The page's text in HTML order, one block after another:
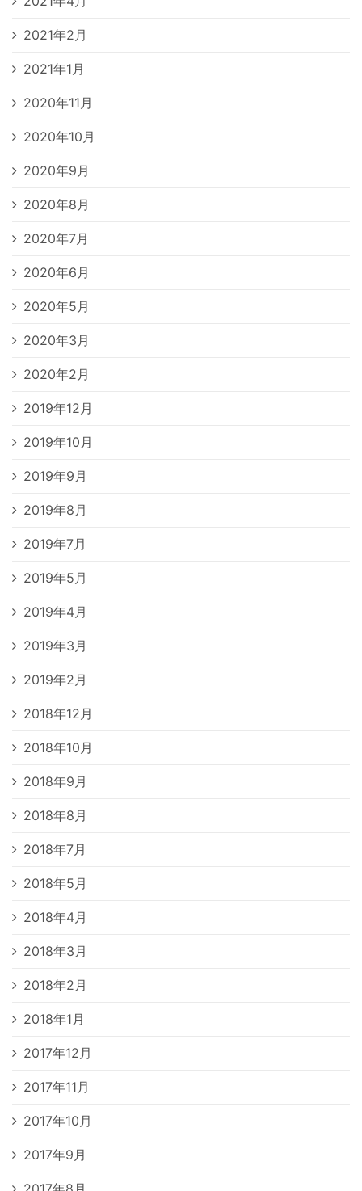
2021年2月
2021年1月
2020年11月
2020年10月
2020年9月
2020年8月
2020年7月
2020年6月
2020年5月
2020年3月
2020年2月
2019年12月
2019年10月
2019年9月
2019年8月
2019年7月
2019年5月
2019年4月
2019年3月
2019年2月
2018年12月
2018年10月
2018年9月
2018年8月
2018年7月
2018年5月
2018年4月
2018年3月
2018年2月
2018年1月
2017年12月
2017年11月
2017年10月
2017年9月